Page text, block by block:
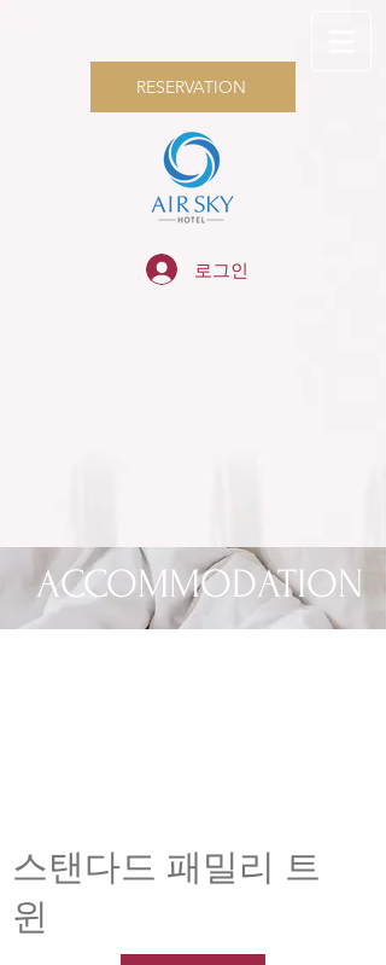
RESERVATION
로그인
ACCOMMODATION
​스탠다드 패밀리 트
윈